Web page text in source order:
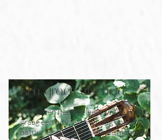
Een groen afscheid
Wie groen heeft geleefd, wil vaak ook
graag een uitvaart met oog voor de
natuur. Er zijn verschillende manieren